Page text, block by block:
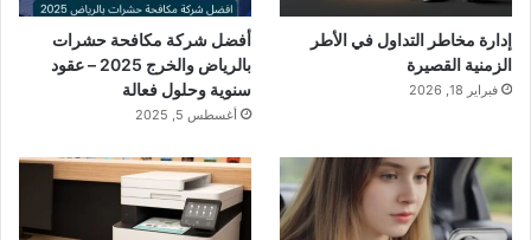
إدارة مخاطر التداول في الأطر
الزمنية القصيرة
فبراير 18, 2026
أفضل شركة مكافحة حشرات
بالرياض والخرج 2025 – عقود
سنوية وحلول فعالة
أغسطس 5, 2025